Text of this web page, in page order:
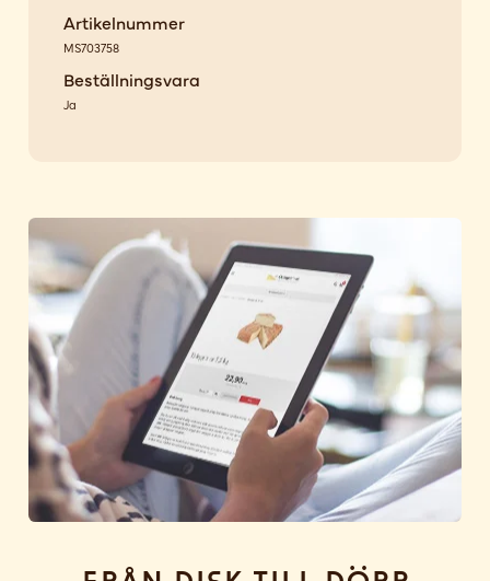
Artikelnummer
MS703758
Beställningsvara
Ja